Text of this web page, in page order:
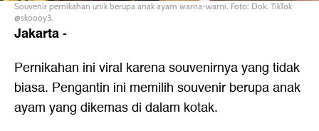
Souvenir pernikahan unik berupa anak ayam warna-warni. Foto: Dok. TikTok
@skoooy3.
Jakarta-
Pernikahan ini viral karena souvenirnya yang tidak
biasa. Pengantin ini memilih souvenir berupa anak
ayam yang dikemas di dalam kotak.